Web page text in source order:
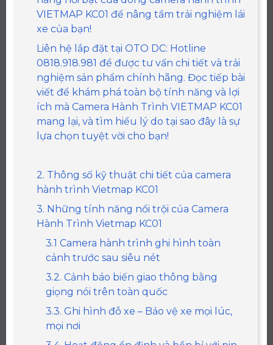
VIETMAP KC01 để nâng tầm trải nghiệm lái
xe của bạn!
Liên hệ lắp đặt tại OTO DC: Hotline
0818.918.981 để được tư vấn chi tiết và trải
nghiệm sản phẩm chính hãng. Đọc tiếp bài
viết để khám phá toàn bộ tính năng và lợi
ích mà Camera Hành Trình VIETMAP KC01
mang lại, và tìm hiểu lý do tại sao đây là sự
lựa chọn tuyệt vời cho bạn!
2. Thông số kỹ thuật chi tiết của camera
hành trình Vietmap KC01
3. Những tính năng nổi trội của Camera
Hành Trình Vietmap KC01
3.1 Camera hành trình ghi hình toàn
cảnh trước sau siêu nét
3.2. Cảnh báo biến giao thông bằng
giọng nói trên toàn quốc
3.3. Ghi hình đỗ xe – Bảo vệ xe mọi lúc,
mọi nơi